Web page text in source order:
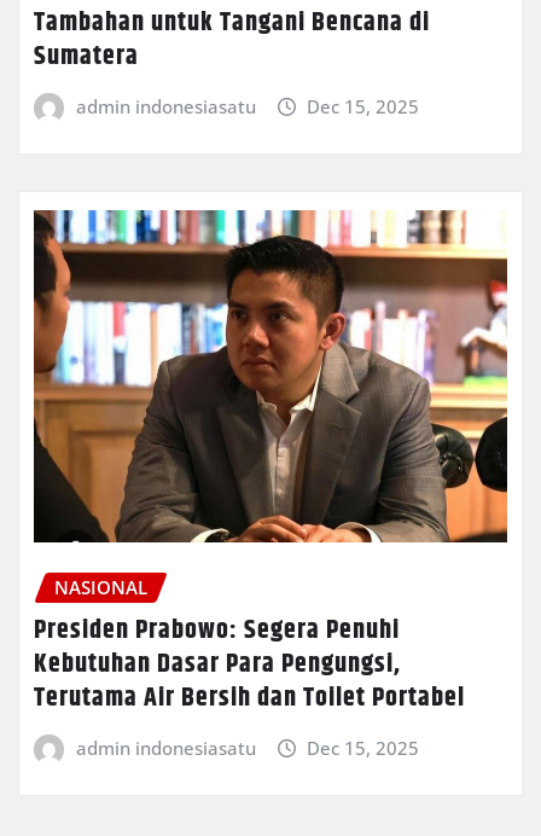
Tambahan untuk Tangani Bencana di
Sumatera
admin indonesiasatu Dec 15, 2025
NASIONAL
Presiden Prabowo: Segera Penuhi
Kebutuhan Dasar Para Pengungsi,
Terutama Air Bersih dan Toilet Portabel
admin indonesiasatu Dec 15, 2025